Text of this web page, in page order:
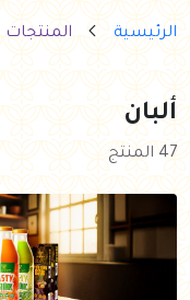
الرئيسية المنتجات
ألبان
47 المنتج